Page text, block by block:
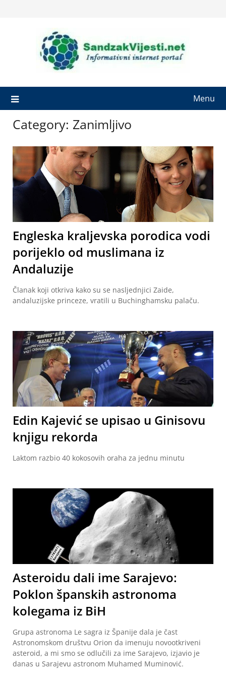
Menu
Category: Zanimljivo
Engleska kraljevska porodica vodi
porijeklo od muslimana iz
Andaluzije
Članak koji otkriva kako su se nasljednjici Zaide,
andaluzijske princeze, vratili u Buchinghamsku palaču.
Edin Kajević se upisao u Ginisovu
knjigu rekorda
Laktom razbio 40 kokosovih oraha za jednu minutu
Asteroidu dali ime Sarajevo:
Poklon španskih astronoma
kolegama iz BiH
Grupa astronoma Le sagra iz Španije dala je čast
Astronomskom društvu Orion da imenuju novootkriveni
asteroid, a mi smo se odlučili za ime Sarajevo, izjavio je
danas u Sarajevu astronom Muhamed Muminović.